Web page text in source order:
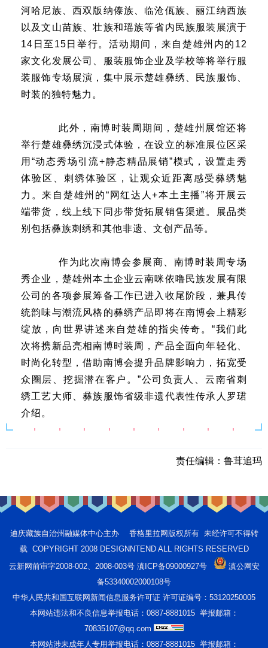
河哈尼族、西双版纳傣族、临沧佤族、丽江纳西族
以及文山苗族、壮族和瑶族等省内民族服装展演于
14日至15日举行。活动期间，来自楚雄州内的12
家文化发展公司、服装服饰企业及学校等将举行服
装服饰专场展演，集中展示楚雄彝绣、民族服饰、
时装的独特魅力。
此外，南博时装周期间，楚雄州展馆还将
举行楚雄彝绣沉浸式体验，在设立的标准展位区采
用“动态秀场引流+静态精品展销”模式，设置走秀
体验区、刺绣体验区，让观众近距离感受彝绣魅
力。来自楚雄州的“网红达人+本土主播”将开展云
端带货，线上线下同步带货拓展销售渠道。展品类
别包括彝族刺绣和其他非遗、文创产品等。
作为此次南博会参展商、南博时装周专场
秀企业，楚雄州本土企业云南咪依噜民族发展有限
公司的各项参展筹备工作已进入收尾阶段，兼具传
统韵味与潮流风格的彝绣产品即将在南博会上精彩
绽放，向世界讲述来自楚雄的指尖传奇。“我们此
次将携新品亮相南博时装周，产品全面向年轻化、
时尚化转型，借助南博会提升品牌影响力，拓宽受
众圈层、挖掘潜在客户。”公司负责人、云南省刺
绣工艺大师、彝族服饰省级非遗代表性传承人罗珺
介绍。
责任编辑： 鲁茸追玛
迪庆藏族自治州融媒体中心主办 香格里拉网版权所有 未经许可不得转
载 COPYRIGHT 2008 DESIGNNTEND ALL RIGHTS RESERVED
云新网前审字2008-002、2008-003号 滇ICP备09000927号
滇公网安
备53340002000108号
中华人民共和国互联网新闻信息服务许可证 许可证编号：53120250005
本网站违法和不良信息举报电话：0887-8881015 举报邮箱：
70835107@qq.com
本网站涉未成年人专用举报电话：0887-8881015 举报邮箱：